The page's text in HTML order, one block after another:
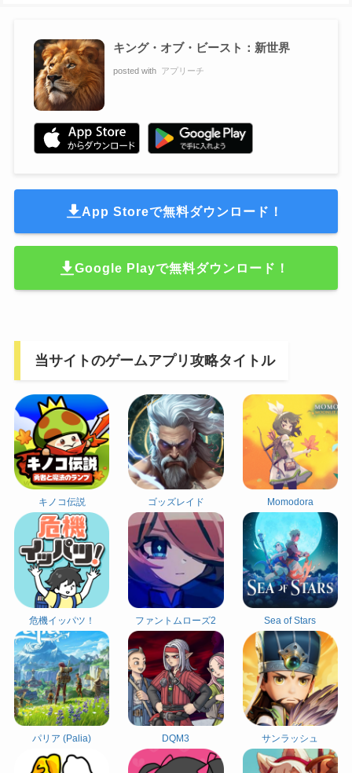
キング・オブ・ビースト：新世界
posted with アプリーチ
App Storeで無料ダウンロード！
Google Playで無料ダウンロード！
当サイトのゲームアプリ攻略タイトル
キノコ伝説 ゴッズレイド Momodora
危機イッパツ！ ファントムローズ2 Sea of Stars
パリア (Palia) DQM3 サンラッシュ